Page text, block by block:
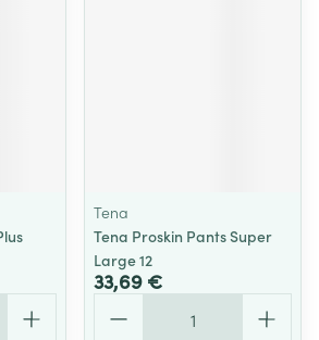
Tena
Tena Proskin Pants Super
Large 12
33,69 €